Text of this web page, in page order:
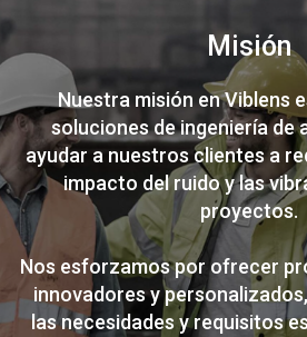
Misión
Nuestra misión en Viblens
soluciones de ingeniería de
ayudar a nuestros clientes a
impacto del ruido y las
proyectos.
Nos esforzamos por ofrecer
innovadores y
las necesidades y requisitos